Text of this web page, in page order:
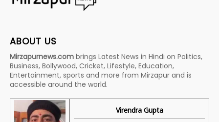
ABOUT US
Mirzapurnews.com brings Latest News in Hindi on Politics,
Business, Bollywood, Cricket, Lifestyle, Education,
Entertainment, sports and more from Mirzapur and is
accessible around the world.
Virendra Gupta